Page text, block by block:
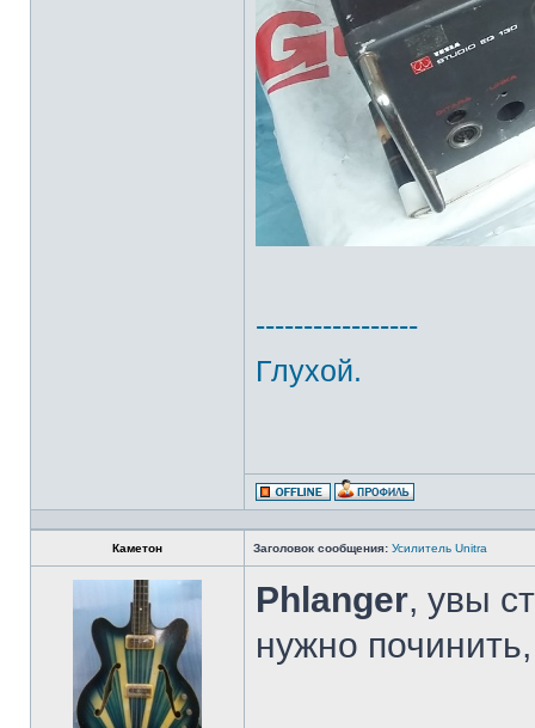
-----------------
Глухой.
Каметон Заголовок сообщения: Усилитель Unitra
Phlanger, увы
нужно